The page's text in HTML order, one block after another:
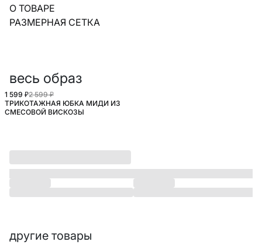
О ТОВАРЕ
РАЗМЕРНАЯ СЕТКА
весь образ
1 599 ₽2 599 ₽
ТРИКОТАЖНАЯ ЮБКА МИДИ ИЗ
СМЕСОВОЙ ВИСКОЗЫ
другие товары